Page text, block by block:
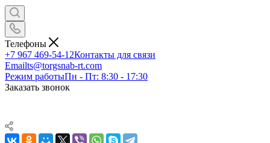
Телефоны
+7 967 469-54-12Контакты для связи
Emailts@torgsnab-rt.com
Режим работыПн - Пт: 8:30 - 17:30
Заказать звонок